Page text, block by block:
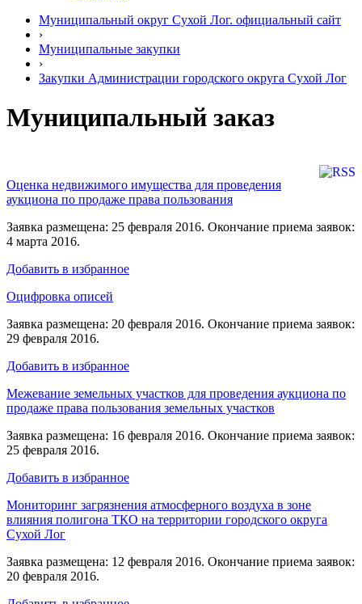
Муниципальный округ Сухой Лог. официальный сайт
›
Муниципальные закупки
›
Закупки Администрации городского округа Сухой Лог
Муниципальный заказ
Оценка недвижимого имущества для проведения
аукциона по продаже права пользования
Заявка размещена: 25 февраля 2016. Окончание приема заявок:
4 марта 2016.
Добавить в избранное
Оцифровка описей
Заявка размещена: 20 февраля 2016. Окончание приема заявок:
29 февраля 2016.
Добавить в избранное
Межевание земельных участков для проведения аукциона по
продаже права пользования земельных участков
Заявка размещена: 16 февраля 2016. Окончание приема заявок:
25 февраля 2016.
Добавить в избранное
Мониторинг загрязнения атмосферного воздуха в зоне
влияния полигона ТКО на территории городского округа
Сухой Лог
Заявка размещена: 12 февраля 2016. Окончание приема заявок:
20 февраля 2016.